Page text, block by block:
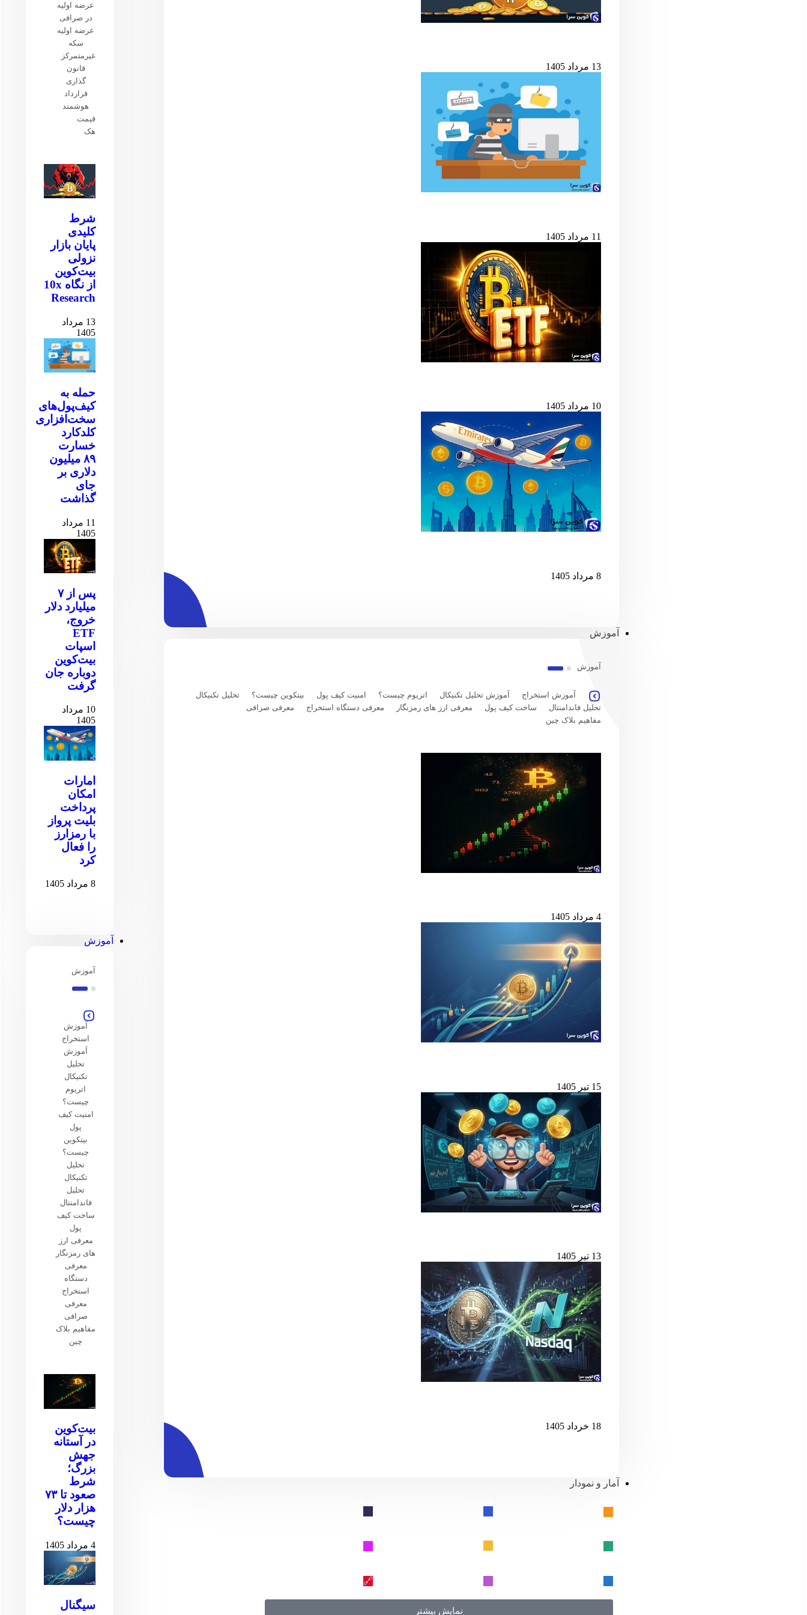
13 مرداد 1405
11 مرداد 1405
10 مرداد 1405
8 مرداد 1405
آموزش
آموزش
آموزش استخراج آموزش تحلیل تکنیکال اتریوم چیست؟ امنیت کیف پول بیتکوین چیست؟
تحلیل تکنیکال
تحلیل فاندامنتال
ساخت کیف پول معرفی ارز های رمزنگار معرفی دستگاه استخراج
معرفی صرافی
مفاهیم بلاک چین
4 مرداد 1405
15 تیر 1405
13 تیر 1405
18 خرداد 1405
آمار و نمودار
🔗
نمایش بیشتر
عرضه اولیه
در صرافی
عرضه اولیه
سکه
غیرمتمرکز
قانون
گذاری
قرارداد
هوشمند
قیمت
هک
شرط
کلیدی
پایان بازار
نزولی
بیت‌کوین
از نگاه 10x
Research
13 مرداد
1405
حمله به
کیف‌پول‌های
سخت‌افزاری
کلدکارد
خسارت
۸۹ میلیون
دلاری بر
جای
گذاشت
11 مرداد
1405
پس از ۷
میلیارد دلار
خروج،
ETF
اسپات
بیت‌کوین
دوباره جان
گرفت
10 مرداد
1405
امارات
امکان
پرداخت
بلیت پرواز
با رمزارز
را فعال
کرد
8 مرداد 1405
آموزش
آموزش
آموزش
استخراج
آموزش
تحلیل
تکنیکال
اتریوم
چیست؟
امنیت کیف
پول
بیتکوین
چیست؟
تحلیل
تکنیکال
تحلیل
فاندامنتال
ساخت کیف
پول
معرفی ارز
های رمزنگار
معرفی
دستگاه
استخراج
معرفی
صرافی
مفاهیم بلاک
چین
بیت‌کوین
در آستانه
جهش
بزرگ؛
شرط
صعود تا ۷۳
هزار دلار
چیست؟
4 مرداد 1405
سیگنال